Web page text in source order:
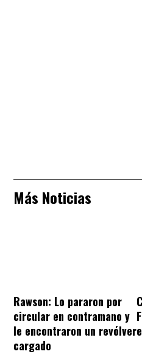
Más Noticias
Rawson: Lo pararon por
circular en contramano y
le encontraron un revólver
cargado